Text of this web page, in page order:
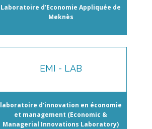
Laboratoire d’Economie Appliquée de
Meknès
EMI - LAB
laboratoire d'innovation en économie
et management (Economic &
Managerial Innovations Laboratory)